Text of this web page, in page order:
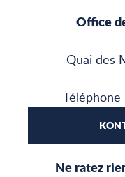
Office
Quai des
Ne ratez